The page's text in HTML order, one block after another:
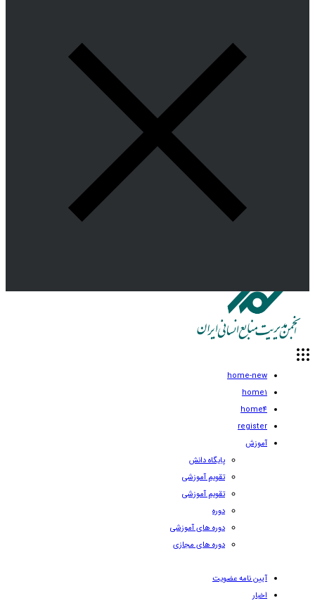
home-new
home1
home4
register
آموزش
پایگاه دانش
تقویم آموزشی
تقویم آموزشی
دوره
دوره های آموزشی
دوره های مجازی
آیین نامه عضویت
اخبار